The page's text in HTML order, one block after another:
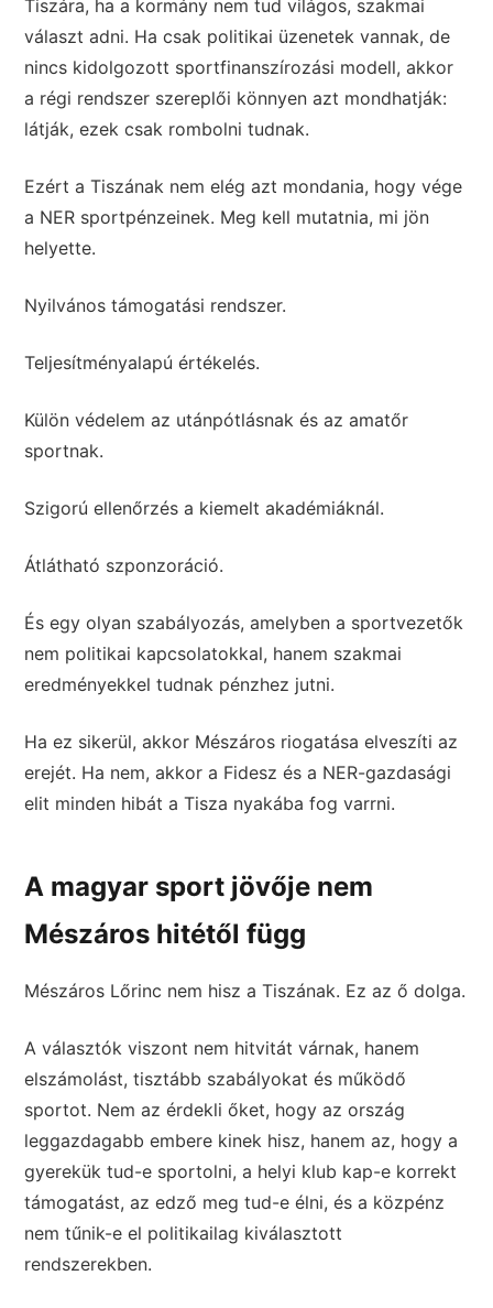
Tiszára, ha a kormány nem tud világos, szakmai
választ adni. Ha csak politikai üzenetek vannak, de
nincs kidolgozott sportfinanszírozási modell, akkor
a régi rendszer szereplői könnyen azt mondhatják:
látják, ezek csak rombolni tudnak.
Ezért a Tiszának nem elég azt mondania, hogy vége
a NER sportpénzeinek. Meg kell mutatnia, mi jön
helyette.
Nyilvános támogatási rendszer.
Teljesítményalapú értékelés.
Külön védelem az utánpótlásnak és az amatőr
sportnak.
Szigorú ellenőrzés a kiemelt akadémiáknál.
Átlátható szponzoráció.
És egy olyan szabályozás, amelyben a sportvezetők
nem politikai kapcsolatokkal, hanem szakmai
eredményekkel tudnak pénzhez jutni.
Ha ez sikerül, akkor Mészáros riogatása elveszíti az
erejét. Ha nem, akkor a Fidesz és a NER-gazdasági
elit minden hibát a Tisza nyakába fog varrni.
A magyar sport jövője nem
Mészáros hitétől függ
Mészáros Lőrinc nem hisz a Tiszának. Ez az ő dolga.
A választók viszont nem hitvitát várnak, hanem
elszámolást, tisztább szabályokat és működő
sportot. Nem az érdekli őket, hogy az ország
leggazdagabb embere kinek hisz, hanem az, hogy a
gyerekük tud-e sportolni, a helyi klub kap-e korrekt
támogatást, az edző meg tud-e élni, és a közpénz
nem tűnik-e el politikailag kiválasztott
rendszerekben.